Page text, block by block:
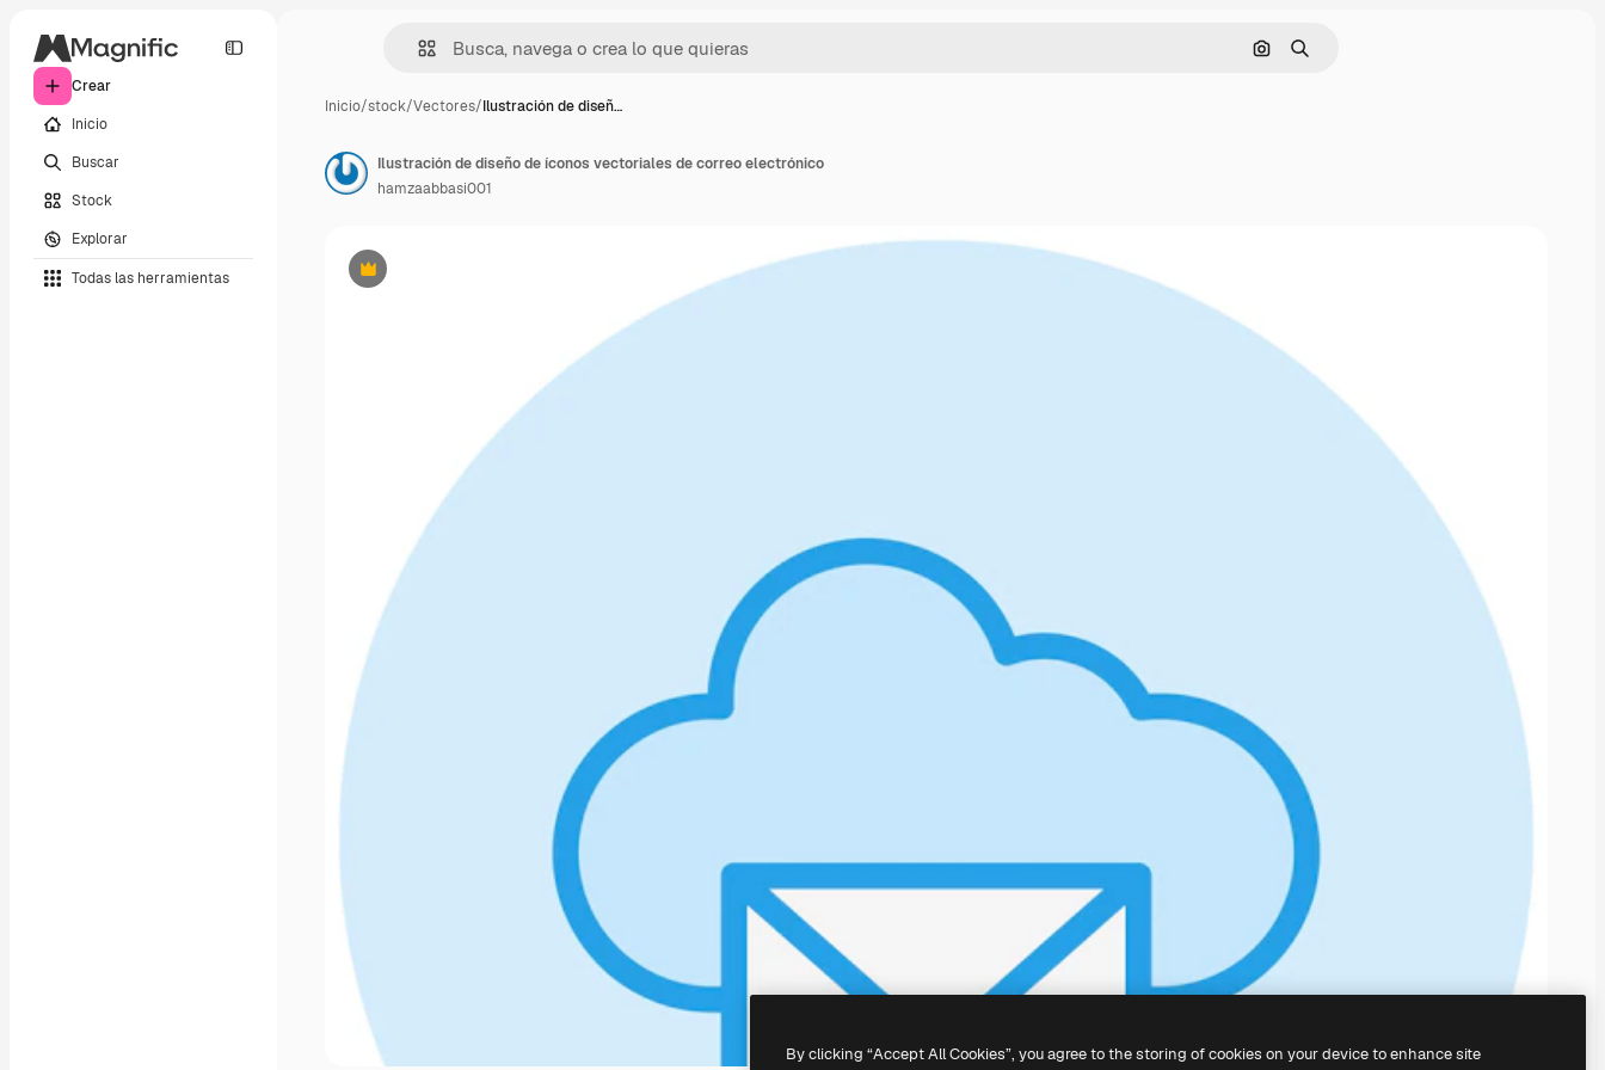
Crear
Inicio
Buscar
Stock
Explorar
Todas las herramientas
Buscar por imagen
Buscar
Inicio/stock/Vectores/Ilustración de diseñ…
Premium
Ilustración de diseño de íconos vectoriales de correo electrónico
hamzaabbasi001
By clicking “Accept All Cookies”, you agree to the storing of cookies on your device to enhance site